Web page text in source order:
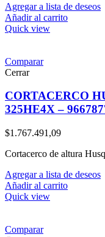
Agregar a lista de deseos
Añadir al carrito
Quick view
Comparar
Cerrar
CORTACERCO
325HE4X –
$1.767.491,09
Cortacerco de altura
Agregar a lista de deseos
Añadir al carrito
Quick view
Comparar